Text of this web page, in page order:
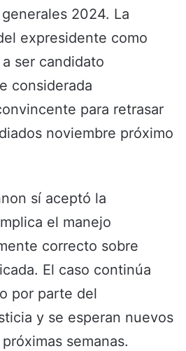
2024. La
expresidente como
ser candidato
considerada
para retrasar
noviembre próximo
sí aceptó la
el manejo
correcto sobre
El caso continúa
por parte del
y se esperan nuevos
semanas.